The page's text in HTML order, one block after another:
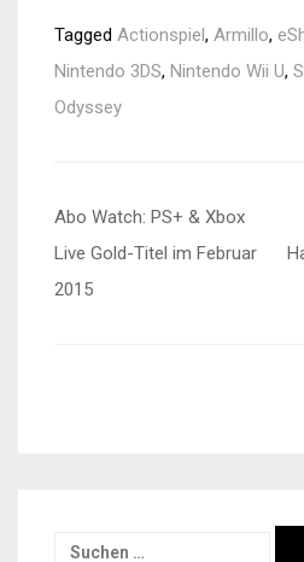
Tagged Actionspiel , Armillo,
Nintendo 3DS, Nintendo Wii U,
Odyssey
Abo Watch: PS+ & Xbox
Live Gold-Titel im Februar
2015
Suchen